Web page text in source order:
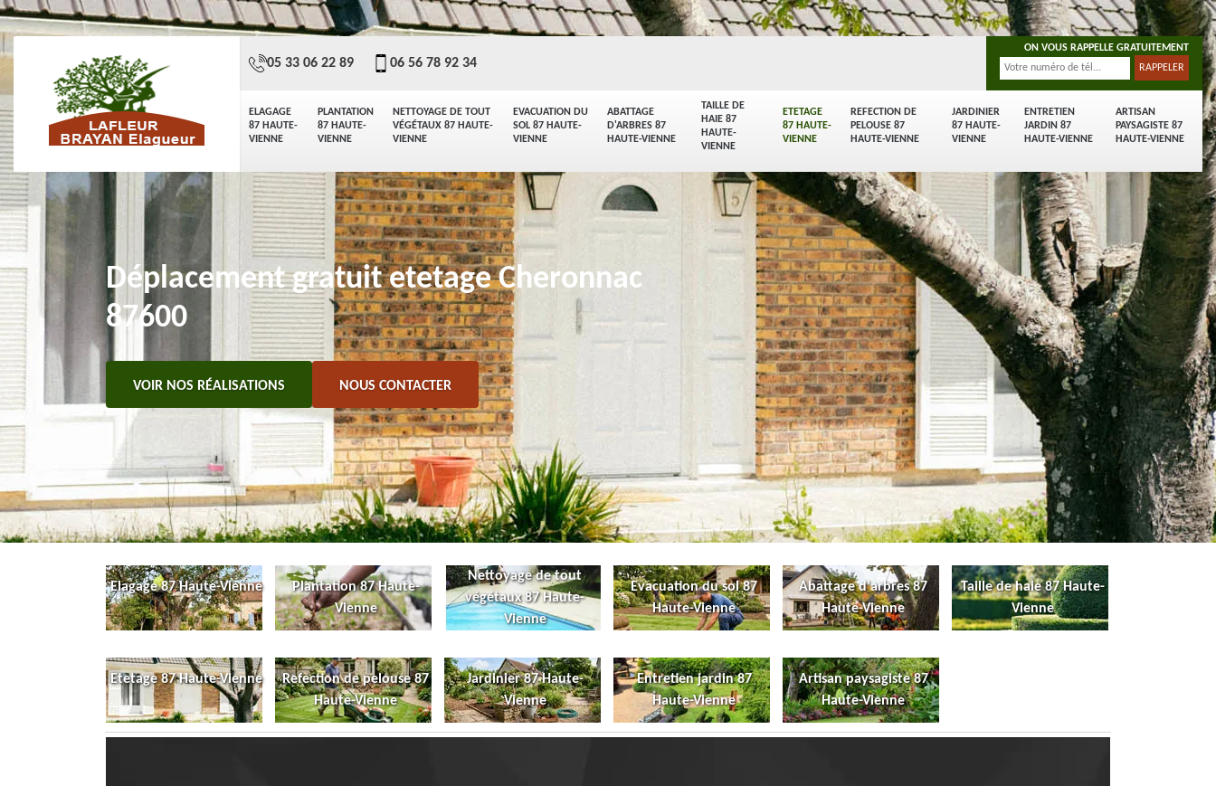
ELAGAGE
87 HAUTE-
VIENNE
PLANTATION
87 HAUTE-
VIENNE
NETTOYAGE DE TOUT
VÉGÉTAUX 87 HAUTE-
VIENNE
EVACUATION DU
SOL 87 HAUTE-
VIENNE
ABATTAGE
D'ARBRES 87
HAUTE-VIENNE
TAILLE DE
HAIE 87
HAUTE-
VIENNE
ETETAGE
87 HAUTE-
VIENNE
REFECTION DE
PELOUSE 87
HAUTE-VIENNE
JARDINIER
87 HAUTE-
VIENNE
ENTRETIEN
JARDIN 87
HAUTE-VIENNE
ARTISAN
PAYSAGISTE 87
HAUTE-VIENNE
05 33 06 22 89 06 56 78 92 34
ON VOUS RAPPELLE GRATUITEMENT
Déplacement gratuit etetage Cheronnac
87600
VOIR NOS RÉALISATIONS NOUS CONTACTER
Elagage 87 Haute-Vienne
Plantation 87 Haute-
Vienne
Nettoyage de tout
végétaux 87 Haute-
Vienne
Evacuation du sol 87
Haute-Vienne
Abattage d'arbres 87
Haute-Vienne
Taille de haie 87 Haute-
Vienne
Etetage 87 Haute-Vienne
Refection de pelouse 87
Haute-Vienne
Jardinier 87 Haute-
Vienne
Entretien jardin 87
Haute-Vienne
Artisan paysagiste 87
Haute-Vienne